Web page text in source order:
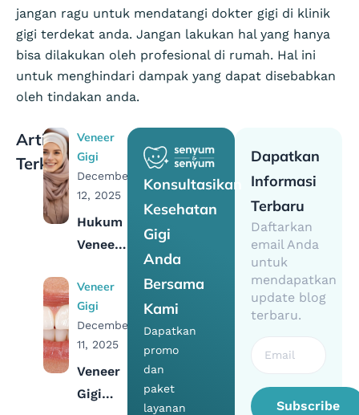
jangan ragu untuk mendatangi dokter gigi di klinik
gigi terdekat anda. Jangan lakukan hal yang hanya
bisa dilakukan oleh profesional di rumah. Hal ini
untuk menghindari dampak yang dapat disebabkan
oleh tindakan anda.
Artikel
Terkait
Veneer
Gigi
December
12, 2025
Hukum
Veneer
dalam
Islam:
Halal
Haram?
Veneer
Gigi
December
11, 2025
Veneer
Gigi
Dapatkan
Informasi
Terbaru
Daftarkan
email Anda
untuk
mendapatkan
update blog
terbaru.
Subscribe
Konsultasikan
Kesehatan
Gigi
Anda
Bersama
Kami
Dapatkan
promo
dan
paket
layanan